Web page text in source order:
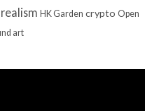
HK Garden crypto Open
art